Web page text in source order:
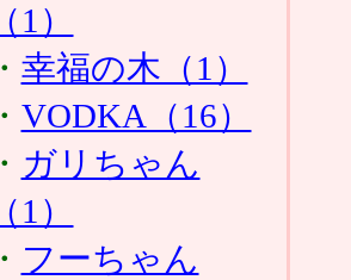
（1）
・ 幸福の木（1）
・ VODKA（16）
・ ガリちゃん
（1）
・ フーちゃん